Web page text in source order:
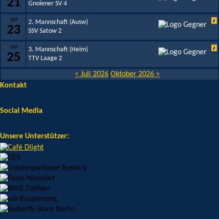
21 Gnoiener SV 4
SEP
23
2. Mannschaft (Ausw)
SSV Satow 2
SEP
25
3. Mannschaft (Heim)
TTV Laage 2
< Juli 2026 Oktober 2026 >
Kontakt
Social Media
Unsere Unterstützer: